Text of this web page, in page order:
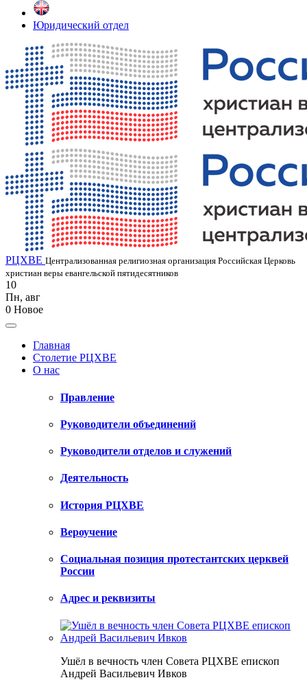
Юридический отдел
РЦХВЕ Централизованная религиозная организация Российская Церковь
христиан веры евангельской пятидесятников
10
Пн, авг
0 Новое
Главная
Столетие РЦХВЕ
О нас
Правление
Руководители объединений
Руководители отделов и служений
Деятельность
История РЦХВЕ
Вероучение
Социальная позиция протестантских церквей
России
Адрес и реквизиты
Ушёл в вечность член Совета РЦХВЕ епископ
Андрей Васильевич Ивков